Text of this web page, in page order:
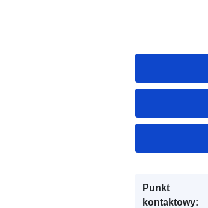
Punkt
kontaktowy: